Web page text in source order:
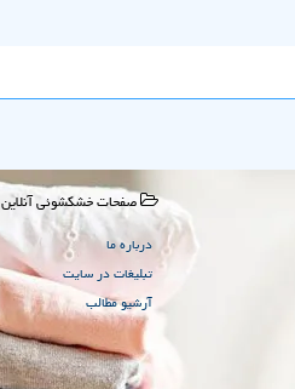
صفحات خشكشوئی آنلاین
درباره ما
تبلیغات در سایت
آرشیو مطالب